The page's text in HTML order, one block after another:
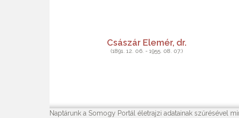
Császár Elemér, dr.
(1891. 12. 06. - 1955. 08. 07.)
Naptárunk a Somogy Portál életrajzi adatainak szűrésével